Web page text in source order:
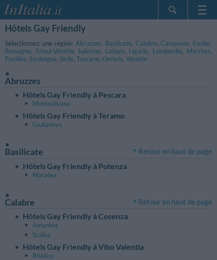
Mes réservations
Hôtels Gay Friendly
Sélectionnez une région:Abruzzes, Basilicate, Calabre,Campanie, Émilie-
Romagne, Frioul-Vénétie Julienne, Latium, Ligurie, Lombardie, Marches,
Pouilles, Sardaigne, Sicile, Toscane, Ombrie, Vénétie
Abruzzes
Hôtels Gay Friendly à Pescara
Montesilvano
Hôtels Gay Friendly à Teramo
Giulianova
Basilicate Retour en haut de page
Hôtels Gay Friendly à Potenza
Maratea
Calabre Retour en haut de page
Hôtels Gay Friendly à Cosenza
Amantea
Scalea
Hôtels Gay Friendly à Vibo Valentia
Briatico